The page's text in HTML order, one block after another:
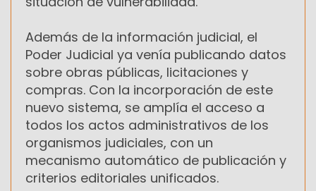
Además de la información judicial, el
Poder Judicial ya venía publicando datos
sobre obras públicas, licitaciones y
compras. Con la incorporación de este
nuevo sistema, se amplía el acceso a
todos los actos administrativos de los
organismos judiciales, con un
mecanismo automático de publicación y
criterios editoriales unificados.